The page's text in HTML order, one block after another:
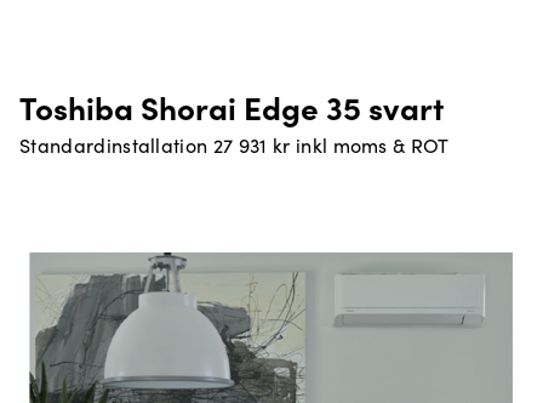
Toshiba Shorai Edge 35 svart
Standardinstallation 27 931 kr inkl moms & ROT